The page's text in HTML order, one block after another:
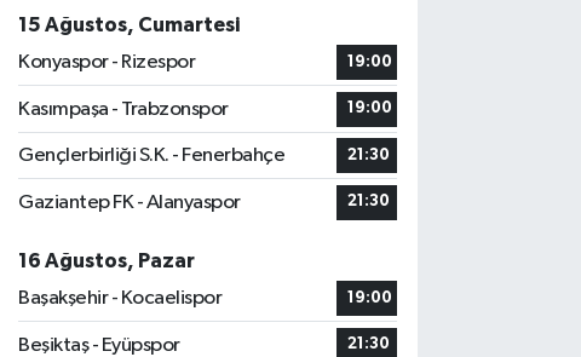
15 Ağustos, Cumartesi
Konyaspor - Rizespor
19:00
Kasımpaşa - Trabzonspor 19:00
Gençlerbirliği S.K. - Fenerbahçe 21:30
Gaziantep FK - Alanyaspor 21:30
16 Ağustos, Pazar
Başakşehir - Kocaelispor
19:00
Beşiktaş - Eyüpspor 21:30